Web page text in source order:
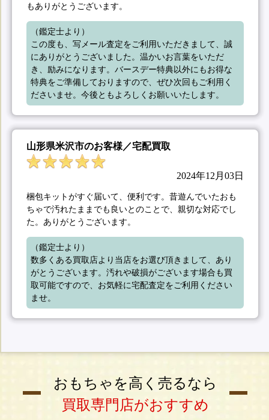
もありがとうございます。
（鑑定士より）
この度も、写メール査定をご利用いただきまして、誠
にありがとうございました。温かいお言葉をいただ
き、励みになります。バースデー特典以外にもお得な
特典をご準備しておりますので、ぜひ次回もご利用く
ださいませ。今後ともよろしくお願いいたします。
山形県米沢市のお客様／宅配買取
2024年12月03日
梱包キットがすぐ届いて、便利です。昔遊んでいたおも
ちゃで汚れたままでも良いとのことで、親切な対応でし
た。ありがとうございます。
（鑑定士より）
数多くある買取店より当店をお選び頂きまして、あり
がとうございます。汚れや破損がございます場合も買
取可能ですので、お気軽に宅配査定をご利用ください
ませ。
おもちゃを高く売るなら
買取専門店がおすすめ